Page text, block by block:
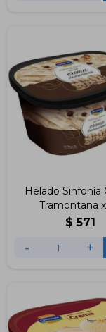
Helado Sinfonía
Tramontana
Conaprole
$ 571
- +